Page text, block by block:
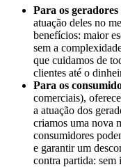
Para os
atuação deles no
benefícios: maior
sem a
que cuidamos de
clientes até o
Para os
comerciais),
a atuação dos
criamos uma nova
consumidores
e garantir um
contra partida: